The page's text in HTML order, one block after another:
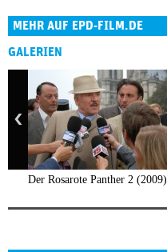
MEHR AUF EPD-FILM.DE
GALERIEN
Der Rosarote Panther 2 (2009)